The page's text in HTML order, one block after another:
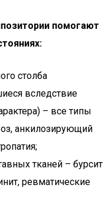
помогают
столба
вследствие
– все типы
анкилозирующий
тканей – бурсит
ревматические